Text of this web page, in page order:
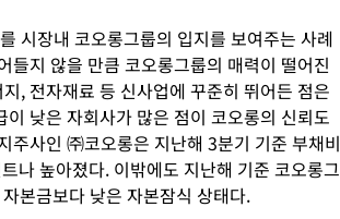
시장내 코오롱그룹의 입지를 보여주는 사례
들지 않을 만큼 코오롱그룹의 매력이 떨어진
, 전자재료 등 신사업에 꾸준히 뛰어든 점은
낮은 자회사가 많은 점이 코오롱의 신뢰도
주사인 ㈜코오롱은 지난해 3분기 기준 부채비
나 높아졌다. 이밖에도 지난해 기준 코오롱그
본금보다 낮은 자본잠식 상태다.